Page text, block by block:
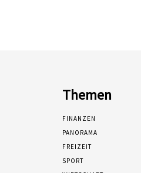
Themen
FINANZEN
PANORAMA
FREIZEIT
SPORT